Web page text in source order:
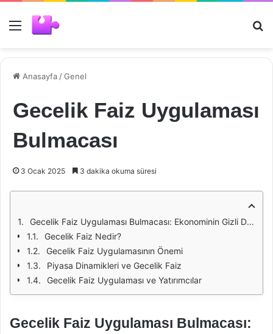
Menü
Anasayfa /Genel
Gecelik Faiz Uygulaması
Bulmacası
3 Ocak 2025 3 dakika okuma süresi
Gecelik Faiz Uygulaması Bulmacası: Ekonominin Gizli Dinamikleri
Gecelik Faiz Nedir?
Gecelik Faiz Uygulamasının Önemi
Piyasa Dinamikleri ve Gecelik Faiz
Gecelik Faiz Uygulaması ve Yatırımcılar
Gecelik Faiz Uygulaması Bulmacası: